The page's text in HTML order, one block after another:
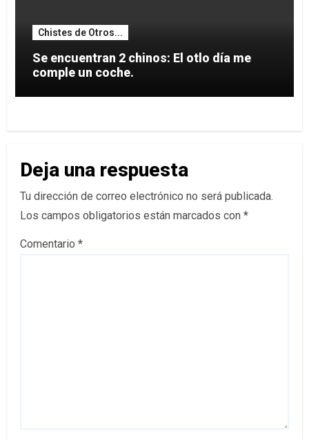
Chistes de Otros...
Se encuentran 2 chinos: El otlo día me
comple un coche.
Deja una respuesta
Tu dirección de correo electrónico no será publicada.
Los campos obligatorios están marcados con *
Comentario *